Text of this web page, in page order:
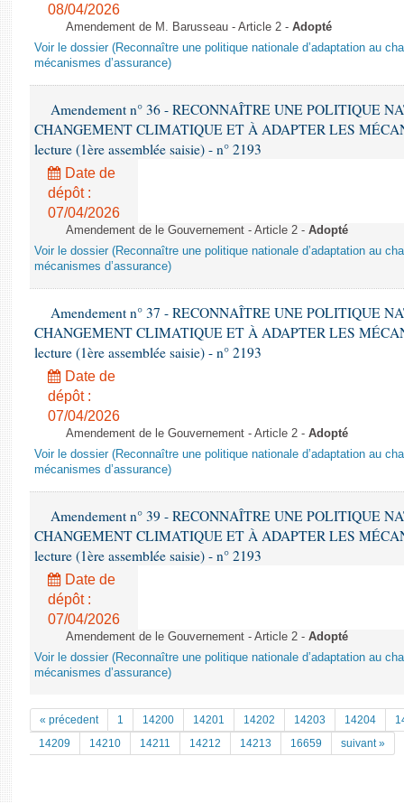
08/04/2026
Amendement de M. Barusseau - Article 2 - Adopté
Voir le dossier (Reconnaître une politique nationale d’adaptation au
mécanismes d’assurance)
Amendement n° 36 - RECONNAÎTRE UNE POLITIQUE
CHANGEMENT CLIMATIQUE ET À ADAPTER LES
lecture (1ère assemblée saisie) - n° 2193
Date de
dépôt :
07/04/2026
Amendement de le Gouvernement - Article 2 - Adopté
Voir le dossier (Reconnaître une politique nationale d’adaptation au
mécanismes d’assurance)
Amendement n° 37 - RECONNAÎTRE UNE POLITIQUE
CHANGEMENT CLIMATIQUE ET À ADAPTER LES
lecture (1ère assemblée saisie) - n° 2193
Date de
dépôt :
07/04/2026
Amendement de le Gouvernement - Article 2 - Adopté
Voir le dossier (Reconnaître une politique nationale d’adaptation au
mécanismes d’assurance)
Amendement n° 39 - RECONNAÎTRE UNE POLITIQUE
CHANGEMENT CLIMATIQUE ET À ADAPTER LES
lecture (1ère assemblée saisie) - n° 2193
Date de
dépôt :
07/04/2026
Amendement de le Gouvernement - Article 2 - Adopté
Voir le dossier (Reconnaître une politique nationale d’adaptation au
mécanismes d’assurance)
« précedent 1 14200 14201 14202 14203 14204
14209
14210 14211 14212 14213 16659 suivant »